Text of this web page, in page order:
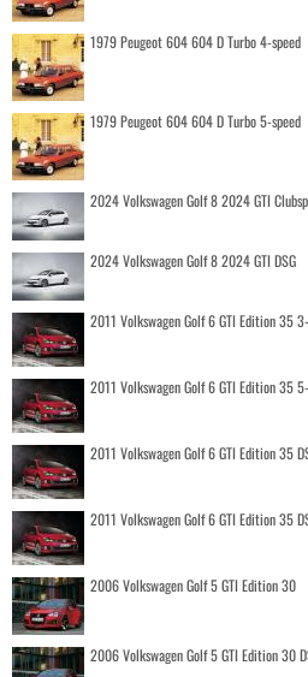
1979 Peugeot 604 604 D Turbo 4-speed
1979 Peugeot 604 604 D Turbo 5-speed
2024 Volkswagen Golf 8 2024 GTI
2024 Volkswagen Golf 8 2024 GTI DSG
2011 Volkswagen Golf 6 GTI Edition 35
2011 Volkswagen Golf 6 GTI Edition 35
2011 Volkswagen Golf 6 GTI Edition 35
2011 Volkswagen Golf 6 GTI Edition 35
2006 Volkswagen Golf 5 GTI Edition 30
2006 Volkswagen Golf 5 GTI Edition 30